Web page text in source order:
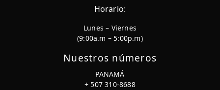
Horario:
Lunes – Viernes
(9:00a.m – 5:00p.m)
Nuestros números
PANAMÁ
+ 507 310-8688